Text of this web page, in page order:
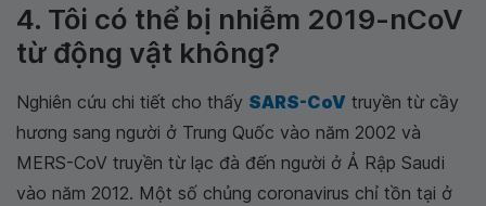
4. Tôi có thể bị nhiễm 2019-nCoV
từ động vật không?
Nghiên cứu chi tiết cho thấy SARS-CoV truyền từ cầy
hương sang người ở Trung Quốc vào năm 2002 và
MERS-CoV truyền từ lạc đà đến người ở Ả Rập Saudi
vào năm 2012. Một số chủng coronavirus chỉ tồn tại ở